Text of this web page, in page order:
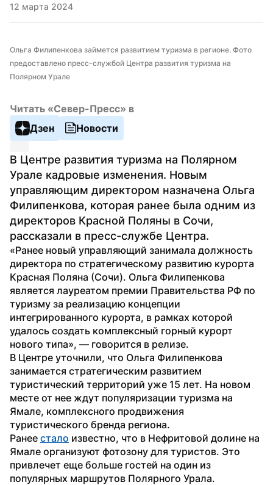
12 марта 2024
Ольга Филипенкова займется развитием туризма в регионе. Фото
предоставлено пресс-службой Центра развития туризма на
Полярном Урале
Читать «Север-Пресс» в
Дзен
Новости
В Центре развития туризма на Полярном
Урале кадровые изменения. Новым
управляющим директором назначена Ольга
Филипенкова, которая ранее была одним из
директоров Красной Поляны в Сочи,
рассказали в пресс-службе Центра.
«Ранее новый управляющий занимала должность
директора по стратегическому развитию курорта
Красная Поляна (Сочи). Ольга Филипенкова
является лауреатом премии Правительства РФ по
туризму за реализацию концепции
интегрированного курорта, в рамках которой
удалось создать комплексный горный курорт
нового типа», — говорится в релизе.
В Центре уточнили, что Ольга Филипенкова
занимается стратегическим развитием
туристический территорий уже 15 лет. На новом
месте от нее ждут популяризации туризма на
Ямале, комплексного продвижения
туристического бренда региона.
Ранее стало известно, что в Нефритовой долине на
Ямале организуют фотозону для туристов. Это
привлечет еще больше гостей на один из
популярных маршрутов Полярного Урала.